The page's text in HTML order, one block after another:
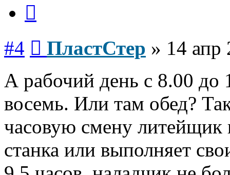
#4 ПластСтер » 14 апр
А рабочий день с 8.00 до
восемь. Или там обед?
часовую смену литейщик
станка или выполняет